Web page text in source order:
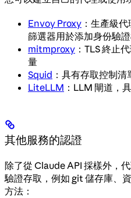
Envoy Proxy ：生產級
篩選器用於添加身份驗
mitmproxy ：TLS 終止
量
Squid ：具有存取控制
LiteLLM ：LLM 閘道，
其他服務的認證
除了從 Claude API 採樣外，
驗證存取，例如 git 儲存庫、
方法：